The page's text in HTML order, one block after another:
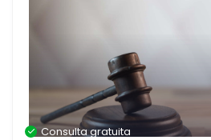
Consulta gratuita